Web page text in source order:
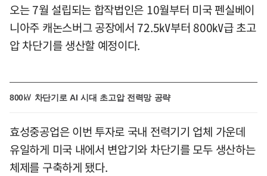
오는 7월 설립되는 합작법인은 10월부터 미국 펜실베이
니아주 캐논스버그 공장에서 72.5㎸부터 800㎸급 초고
압 차단기를 생산할 예정이다.
800㎸ 차단기로 AI 시대 초고압 전력망 공략
효성중공업은 이번 투자로 국내 전력기기 업체 가운데
유일하게 미국 내에서 변압기와 차단기를 모두 생산하는
체제를 구축하게 됐다.